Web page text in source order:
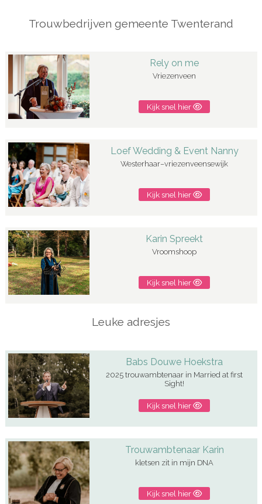
Trouwbedrijven gemeente Twenterand
Rely on me
Vriezenveen
Kijk snel hier
Loef Wedding & Event Nanny
Westerhaar–vriezenveensewijk
Kijk snel hier
Karin Spreekt
Vroomshoop
Kijk snel hier
Leuke adresjes
Babs Douwe Hoekstra
2025 trouwambtenaar in Married at first
Sight!
Kijk snel hier
Trouwambtenaar Karin
kletsen zit in mijn DNA
Kijk snel hier